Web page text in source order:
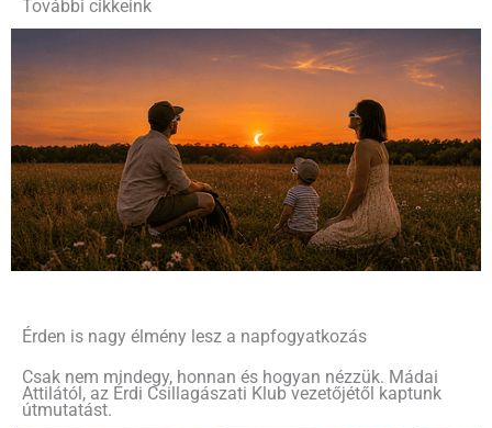
További cikkeink
Érden is nagy élmény lesz a napfogyatkozás
Csak nem mindegy, honnan és hogyan nézzük. Mádai
Attilától, az Érdi Csillagászati Klub vezetőjétől kaptunk
útmutatást.